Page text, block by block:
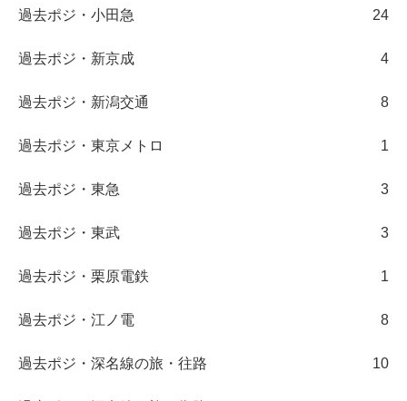
過去ポジ・小田急 24
過去ポジ・新京成 4
過去ポジ・新潟交通 8
過去ポジ・東京メトロ 1
過去ポジ・東急 3
過去ポジ・東武 3
過去ポジ・栗原電鉄 1
過去ポジ・江ノ電 8
過去ポジ・深名線の旅・往路 10